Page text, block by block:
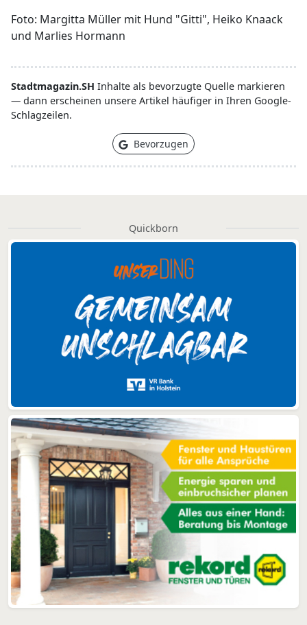
Foto: Margitta Müller mit Hund "Gitti", Heiko Knaack
und Marlies Hormann
Stadtmagazin.SH Inhalte als bevorzugte Quelle markieren
— dann erscheinen unsere Artikel häufiger in Ihren Google-
Schlagzeilen.
Bevorzugen
Quickborn